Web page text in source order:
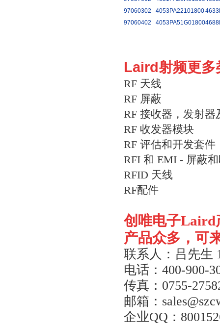
97060302
4053PA22101800
97060402
4053PA51G01800
Laird射频更多
RF 天线
RF 屏蔽
RF 接收器，发射
RF 收发器模块
RF 评估和开发套件
RFI 和 EMI - 屏蔽
RFID 天线
RF配件
创唯电子Laird
产品众多，可
联系人：吕先生
电话： 400-900-
传真： 0755-
邮箱：
企业QQ ：